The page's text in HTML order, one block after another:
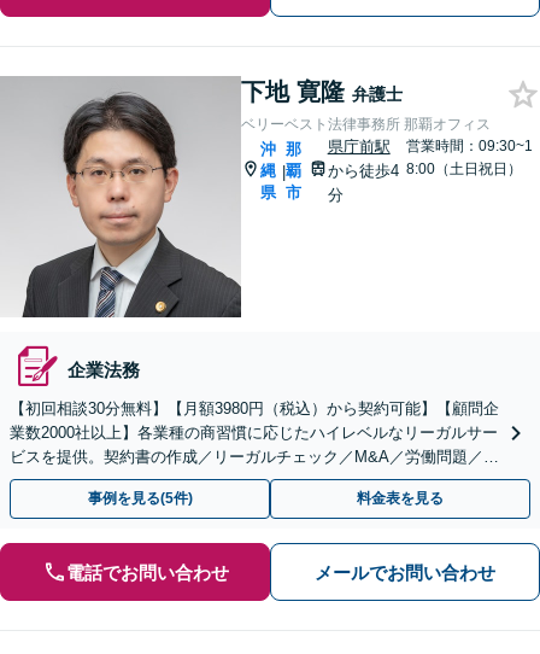
下地 寛隆 弁護士
ベリーベスト法律事務所 那覇オフィス
沖
縄
県
|
那
覇
市
県庁前駅
から徒歩4
分
営業時間：09:30~1
8:00（土日祝日）
企業法務
【初回相談30分無料】【月額3980円（税込）から契約可能】【顧問企
業数2000社以上】各業種の商習慣に応じたハイレベルなリーガルサー
ビスを提供。契約書の作成／リーガルチェック／M&A／労働問題／知
的財産等、お任せください【他士業連携可能】
事例を見る(5件) 料金表を見る
電話でお問い合わせ メールでお問い合わせ